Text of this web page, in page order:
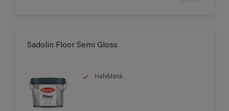
Sadolin Floor Semi Gloss
Halvblank